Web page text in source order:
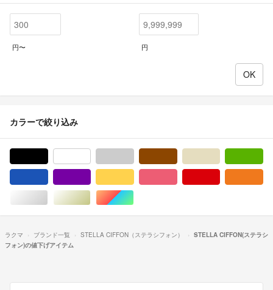
円〜 円
カラーで絞り込み
シルバー/銀色系ゴールド/金色系マルチカラー
ラクマ ブランド一覧 STELLA CIFFON（ステラシフォン）
STELLA CIFFON(ステラシ
フォン)の値下げアイテム